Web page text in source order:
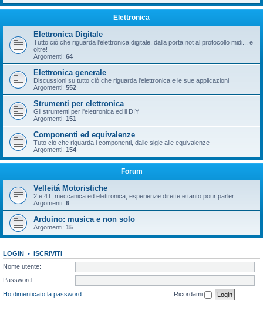
Elettronica
Elettronica Digitale
Tutto ciò che riguarda l'elettronica digitale, dalla porta not al protocollo midi... e
oltre!
Argomenti: 64
Elettronica generale
Discussioni su tutto ciò che riguarda l'elettronica e le sue applicazioni
Argomenti: 552
Strumenti per elettronica
Gli strumenti per l'elettronica ed il DIY
Argomenti: 151
Componenti ed equivalenze
Tuto ciò che riguarda i componenti, dalle sigle alle equivalenze
Argomenti: 154
Forum
Velleitá Motoristiche
2 e 4T, meccanica ed elettronica, esperienze dirette e tanto pour parler
Argomenti: 6
Arduino: musica e non solo
Argomenti: 15
LOGIN • ISCRIVITI
Nome utente:
Password:
Ho dimenticato la password
Ricordami